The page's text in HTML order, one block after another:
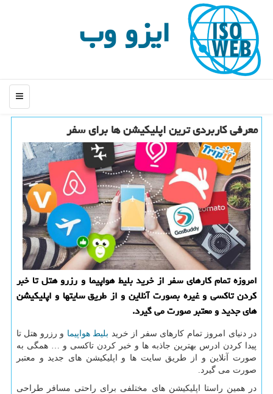
ایزو وب
منو
معرفی كاربردی ترین اپلیكیشن ها برای سفر
امروزه تمام كارهای سفر از خرید بلیط هواپیما و رزرو هتل تا خبر
كردن تاكسی و غیره بصورت آنلاین و از طریق سایتها و اپلیكیشن
های جدید و معتبر صورت می گیرد.
در دنیای امروز تمام کارهای سفر از خرید بلیط هواپیما و رزرو هتل تا
پیدا کردن ادرس بهترین جاذبه ها و خبر کردن تاکسی و … همگی به
صورت آنلاین و از طریق سایت ها و اپلیکیشن های جدید و معتبر
صورت می گیرد.
در همین راستا اپلیکیشن های مختلفی برای راحتی مسافر طراحی